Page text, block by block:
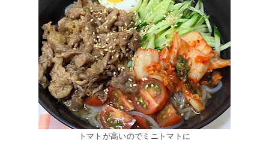
トマトが高いのでミニトマトに